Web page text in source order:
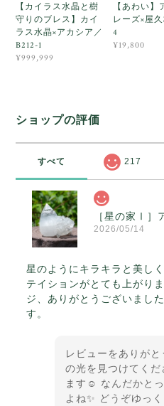
【カイラス水晶と樹
守りのブレス】カイ
ラス水晶×アカシア／
B212-1
¥999,999
【あわい】
レーズ×屋
4
¥19,800
ショップの評価
すべて 217
2026/05/14
星のようにキラキラと美し
テイションがとても上がり
ジ、ありがとうございまし
す。
レビューをありが
の光を見つけてく
ます☺️ なんだかと
よね✨ どうぞゆっ